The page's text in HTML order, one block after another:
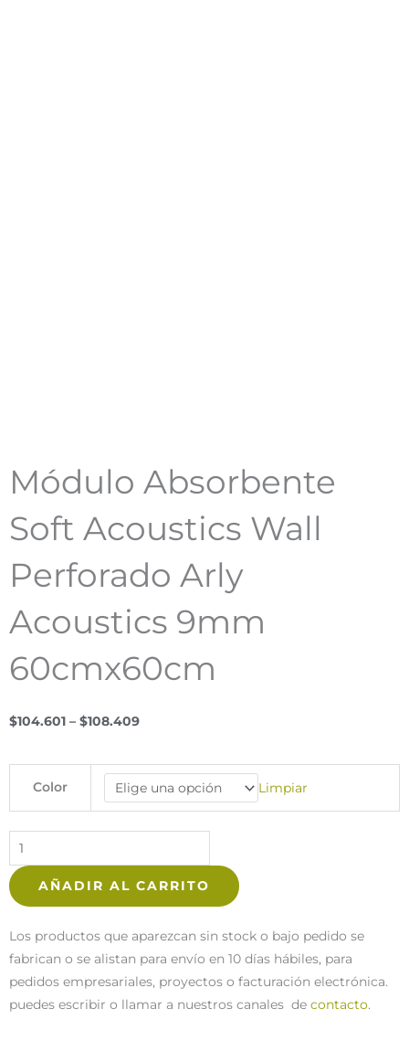
Módulo Absorbente
Soft Acoustics Wall
Perforado Arly
Acoustics 9mm
60cmx60cm
$104.601 – $108.409Price
$104.601
through
$108.409
Color Limpiar
Acoustics
Wall
Perforado
Arly
Acoustics
9mm
60cmx60cm
cantidad
AÑADIR AL CARRITO
Los productos que aparezcan sin stock o bajo pedido se
fabrican o se alistan para envío en 10 días hábiles, para
pedidos empresariales, proyectos o facturación electrónica.
puedes escribir o llamar a nuestros canales de contacto.